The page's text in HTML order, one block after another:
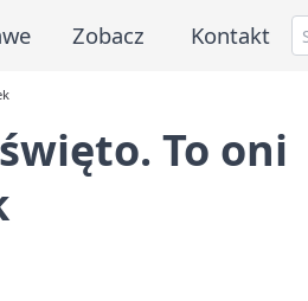
Zobacz Kontakt
To oni